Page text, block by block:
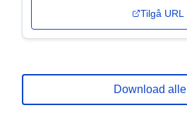
Tilgå URL
Download alle